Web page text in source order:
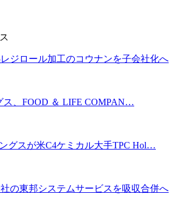
ジロール加工のコウナンを子会社化へ
ス、FOOD ＆ LIFE COMPAN…
グスが米C4ケミカル大手TPC Hol…
の東邦システムサービスを吸収合併へ